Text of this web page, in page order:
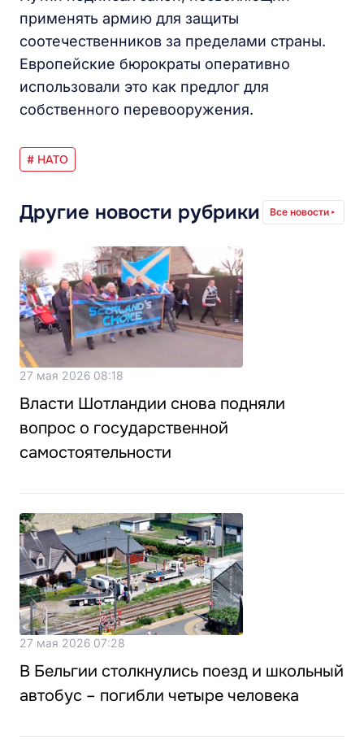
применять армию для защиты
соотечественников за пределами страны.
Европейские бюрократы оперативно
использовали это как предлог для
собственного перевооружения.
# НАТО
Другие новости рубрики Все новости
27 мая 2026 08:18
Власти Шотландии снова подняли
вопрос о государственной
самостоятельности
27 мая 2026 07:28
В Бельгии столкнулись поезд и школьный
автобус – погибли четыре человека